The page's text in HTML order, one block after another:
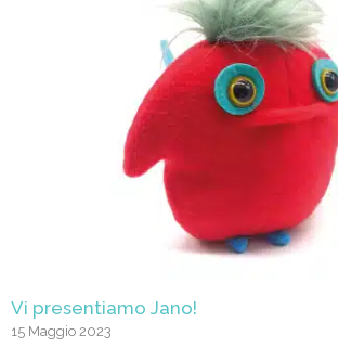
Vi presentiamo Jano!
15 Maggio 2023